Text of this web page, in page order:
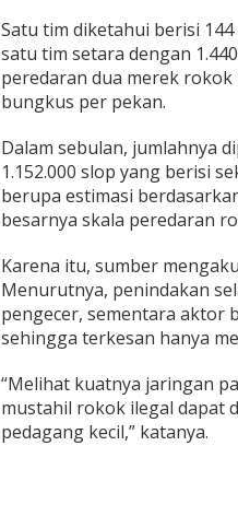
Satu tim diketahui berisi
satu tim setara dengan
peredaran dua merek
bungkus per pekan.
Dalam sebulan, jumlahnya
1.152.000 slop yang berisi
berupa estimasi
besarnya skala peredaran
Karena itu, sumber
Menurutnya, penindakan
pengecer, sementara aktor
sehingga terkesan hanya
“Melihat kuatnya jaringan
mustahil rokok ilegal dapat
pedagang kecil,” katanya.